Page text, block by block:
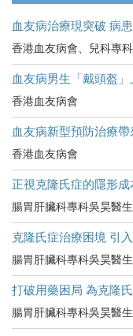
血友病治療現突破 病
香港血友病會、兒科專
血友病男生「戴頭盔
香港血友病會
血友病新型預防治療
香港血友病會
正視克隆氏症的隱形
腸胃肝臟科專科吳昊醫生
克隆氏症治療困境 引
腸胃肝臟科專科吳昊醫生
打破用藥困局 為克隆
腸胃肝臟科專科吳昊醫生